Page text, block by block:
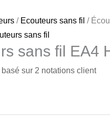
/ Ecouteurs sans fil /
sans fil
sans fil EA4
basé sur2 notations client